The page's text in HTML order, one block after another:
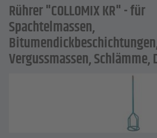
Rührer "COLLOMIX KR" - für
Spachtelmassen,
Vergussmassen, Schlämme,